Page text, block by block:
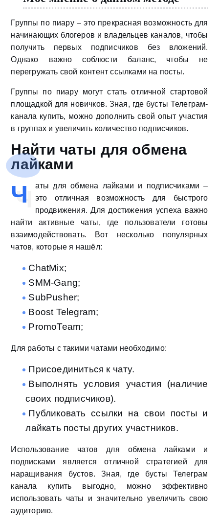
Группы по пиару – это прекрасная возможность для
начинающих блогеров и владельцев каналов, чтобы
получить первых подписчиков без вложений.
Однако важно соблюсти баланс, чтобы не
перегружать свой контент ссылками на посты.
Группы по пиару могут стать отличной стартовой
площадкой для новичков. Зная, где бусты Телеграм-
канала купить, можно дополнить свой опыт участия
в группах и увеличить количество подписчиков.
Найти чаты для обмена
лайками
Ч
аты для обмена лайками и подписчиками –
это отличная возможность для быстрого
продвижения. Для достижения успеха важно
найти активные чаты, где пользователи готовы
взаимодействовать. Вот несколько популярных
чатов, которые я нашёл:
ChatMix;
SMM-Gang;
SubPusher;
Boost Telegram;
PromoTeam;
Для работы с такими чатами необходимо:
Присоединиться к чату.
Выполнять условия участия (наличие
своих подписчиков).
Публиковать ссылки на свои посты и
лайкать посты других участников.
Использование чатов для обмена лайками и
подписками является отличной стратегией для
наращивания бустов. Зная, где бусты Телеграм
канала купить выгодно, можно эффективно
использовать чаты и значительно увеличить свою
аудиторию.